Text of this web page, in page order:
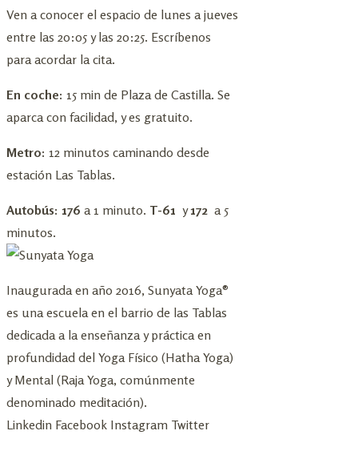
Ven a conocer el espacio de lunes a jueves
entre las 20:05 y las 20:25. Escríbenos
para acordar la cita.
En coche: 15 min de Plaza de Castilla. Se
aparca con facilidad, y es gratuito.
Metro: 12 minutos caminando desde
estación Las Tablas.
Autobús: 176 a 1 minuto. T-61 y172 a 5
minutos.
Inaugurada en año 2016, Sunyata Yoga®
es una escuela en el barrio de las Tablas
dedicada a la enseñanza y práctica en
profundidad del Yoga Físico (Hatha Yoga)
y Mental (Raja Yoga, comúnmente
denominado meditación).
Linkedin Facebook Instagram Twitter